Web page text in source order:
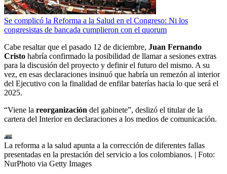
Se complicó la Reforma a la Salud en el Congreso: Ni los
congresistas de bancada cumplieron con el quorum
Cabe resaltar que el pasado 12 de diciembre, Juan Fernando
Cristo habría confirmado la posibilidad de llamar a sesiones extras
para la discusión del proyecto y definir el futuro del mismo. A su
vez, en esas declaraciones insinuó que habría un remezón al interior
del Ejecutivo con la finalidad de enfilar baterías hacia lo que será el
2025.
“Viene la reorganización del gabinete”, deslizó el titular de la
cartera del Interior en declaraciones a los medios de comunicación.
La reforma a la salud apunta a la corrección de diferentes fallas
presentadas en la prestación del servicio a los colombianos. | Foto:
NurPhoto via Getty Images